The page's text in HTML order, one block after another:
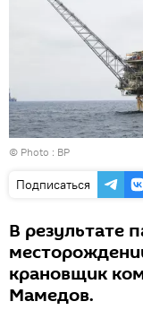
© Photo : BP
Подписаться
В результате
крановщик
Мамедов.